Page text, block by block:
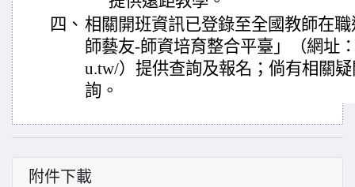
四、 相關開班資訊已登錄至全國教師在
師藝友-師資培育整合平臺」（網址：
u.tw/）提供查詢及報名；倘有相關
詢。
附件下載